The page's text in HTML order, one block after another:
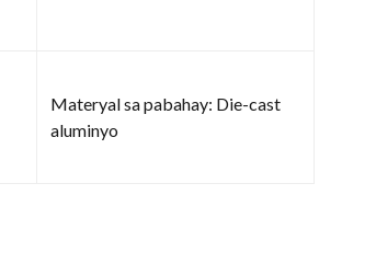
Materyal sa pabahay: Die-cast
aluminyo